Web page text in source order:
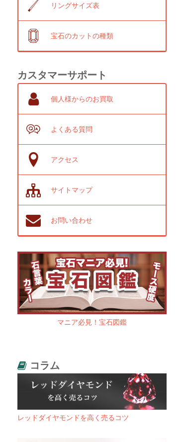
リングサイズ表
宝石のカットの種類
カスタマーサポート
個人様からのお買取
よくある質問
アクセス
サイトマップ
お問い合わせ
マニア必見！宝石図鑑
コラム
レッドダイヤモンドを高く売るコツ